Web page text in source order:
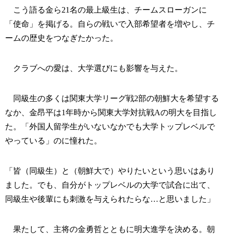
こう語る金ら21名の最上級生は、チームスローガンに
「使命」を掲げる。自らの戦いで入部希望者を増やし、チ
ームの歴史をつなぎたかった。
クラブへの愛は、大学選びにも影響を与えた。
同級生の多くは関東大学リーグ戦2部の朝鮮大を希望する
なか、金昂平は1年時から関東大学対抗戦Aの明大を目指し
た。「外国人留学生がいないなかでも大学トップレベルで
やっている」のに憧れた。
「皆（同級生）と（朝鮮大で）やりたいという思いはあり
ました。でも、自分がトップレベルの大学で試合に出て、
同級生や後輩にも刺激を与えられたらな…と思いました」
果たして、主将の金勇哲とともに明大進学を決める。朝